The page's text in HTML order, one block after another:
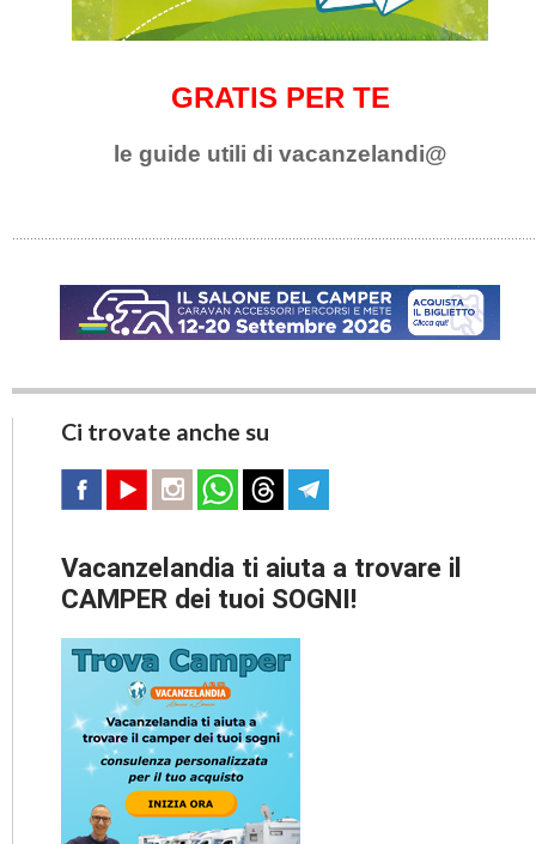
GRATIS PER TE
le guide utili di vacanzelandi@
Ci trovate anche su
Vacanzelandia ti aiuta a trovare il
CAMPER dei tuoi SOGNI!